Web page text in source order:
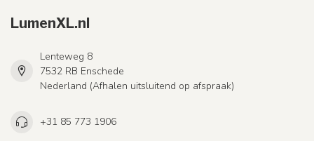
LumenXL.nl
Lenteweg 8
7532 RB Enschede
Nederland (Afhalen uitsluitend op afspraak)
+31 85 773 1906